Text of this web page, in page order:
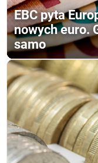
EBC pyta
nowych euro.
samo